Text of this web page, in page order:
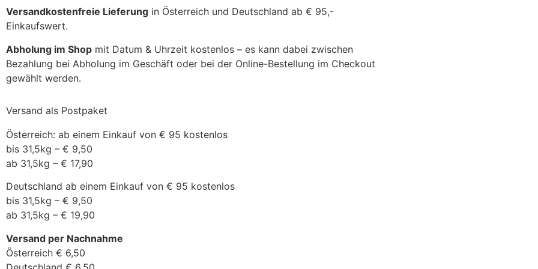
Versandkostenfreie Lieferung in Österreich und Deutschland ab € 95,-
Einkaufswert.
Abholung im Shop mit Datum & Uhrzeit kostenlos – es kann dabei zwischen
Bezahlung bei Abholung im Geschäft oder bei der Online-Bestellung im Checkout
gewählt werden.
Versand als Postpaket
Österreich: ab einem Einkauf von € 95 kostenlos
bis 31,5kg – € 9,50
ab 31,5kg – € 17,90
Deutschland ab einem Einkauf von € 95 kostenlos
bis 31,5kg – € 9,50
ab 31,5kg – € 19,90
Versand per Nachnahme
Österreich € 6,50